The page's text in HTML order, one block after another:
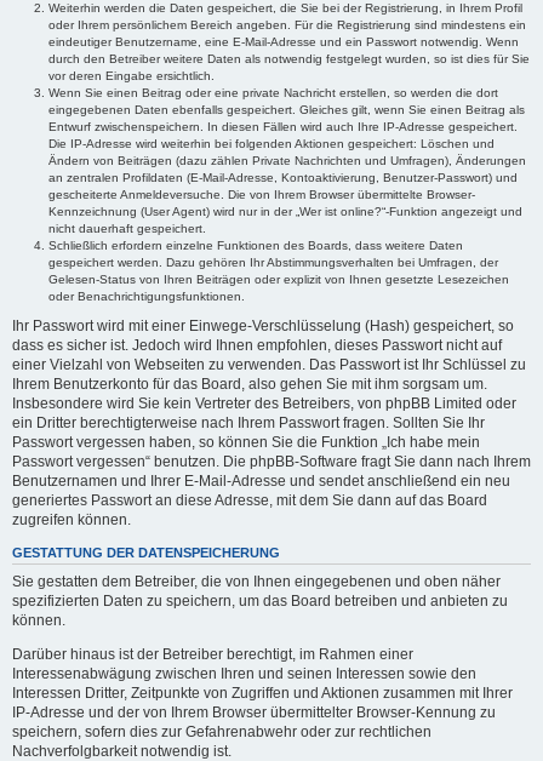
Weiterhin werden die Daten gespeichert, die Sie bei der Registrierung, in Ihrem Profil
oder Ihrem persönlichem Bereich angeben. Für die Registrierung sind mindestens ein
eindeutiger Benutzername, eine E-Mail-Adresse und ein Passwort notwendig. Wenn
durch den Betreiber weitere Daten als notwendig festgelegt wurden, so ist dies für Sie
vor deren Eingabe ersichtlich.
Wenn Sie einen Beitrag oder eine private Nachricht erstellen, so werden die dort
eingegebenen Daten ebenfalls gespeichert. Gleiches gilt, wenn Sie einen Beitrag als
Entwurf zwischenspeichern. In diesen Fällen wird auch Ihre IP-Adresse gespeichert.
Die IP-Adresse wird weiterhin bei folgenden Aktionen gespeichert: Löschen und
Ändern von Beiträgen (dazu zählen Private Nachrichten und Umfragen), Änderungen
an zentralen Profildaten (E-Mail-Adresse, Kontoaktivierung, Benutzer-Passwort) und
gescheiterte Anmeldeversuche. Die von Ihrem Browser übermittelte Browser-
Kennzeichnung (User Agent) wird nur in der „Wer ist online?“-Funktion angezeigt und
nicht dauerhaft gespeichert.
Schließlich erfordern einzelne Funktionen des Boards, dass weitere Daten
gespeichert werden. Dazu gehören Ihr Abstimmungsverhalten bei Umfragen, der
Gelesen-Status von Ihren Beiträgen oder explizit von Ihnen gesetzte Lesezeichen
oder Benachrichtigungsfunktionen.
Ihr Passwort wird mit einer Einwege-Verschlüsselung (Hash) gespeichert, so
dass es sicher ist. Jedoch wird Ihnen empfohlen, dieses Passwort nicht auf
einer Vielzahl von Webseiten zu verwenden. Das Passwort ist Ihr Schlüssel zu
Ihrem Benutzerkonto für das Board, also gehen Sie mit ihm sorgsam um.
Insbesondere wird Sie kein Vertreter des Betreibers, von phpBB Limited oder
ein Dritter berechtigterweise nach Ihrem Passwort fragen. Sollten Sie Ihr
Passwort vergessen haben, so können Sie die Funktion „Ich habe mein
Passwort vergessen“ benutzen. Die phpBB-Software fragt Sie dann nach Ihrem
Benutzernamen und Ihrer E-Mail-Adresse und sendet anschließend ein neu
generiertes Passwort an diese Adresse, mit dem Sie dann auf das Board
zugreifen können.
GESTATTUNG DER DATENSPEICHERUNG
Sie gestatten dem Betreiber, die von Ihnen eingegebenen und oben näher
spezifizierten Daten zu speichern, um das Board betreiben und anbieten zu
können.
Darüber hinaus ist der Betreiber berechtigt, im Rahmen einer
Interessenabwägung zwischen Ihren und seinen Interessen sowie den
Interessen Dritter, Zeitpunkte von Zugriffen und Aktionen zusammen mit Ihrer
IP-Adresse und der von Ihrem Browser übermittelter Browser-Kennung zu
speichern, sofern dies zur Gefahrenabwehr oder zur rechtlichen
Nachverfolgbarkeit notwendig ist.